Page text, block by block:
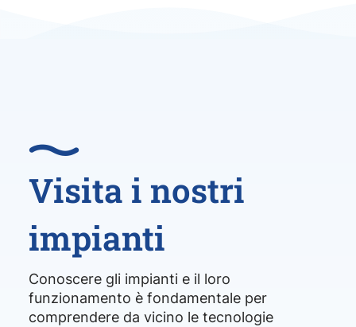
Visita i nostri
impianti
Conoscere gli impianti e il loro
funzionamento è fondamentale per
comprendere da vicino le tecnologie